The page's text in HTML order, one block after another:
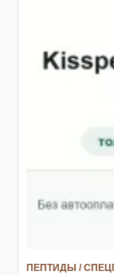
ПЕПТИДЫ /